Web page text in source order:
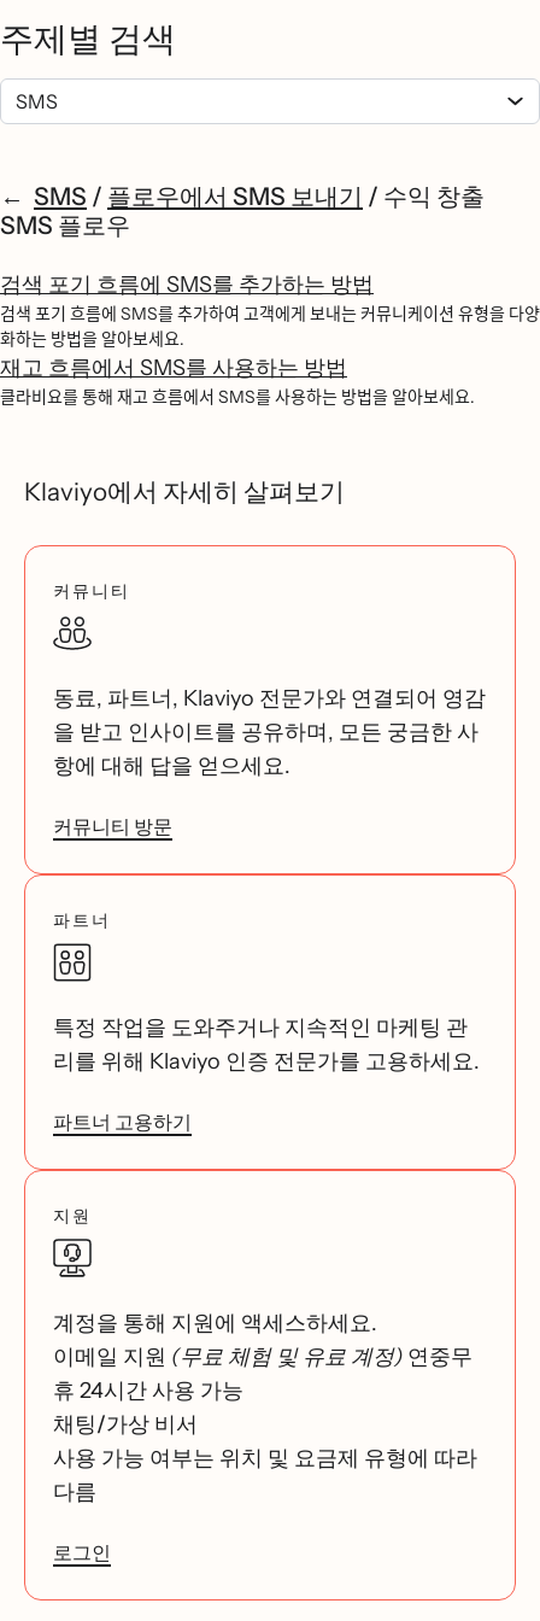
주제별 검색
SMS / 플로우에서 SMS 보내기 / 수익 창출
SMS 플로우
검색 포기 흐름에 SMS를 추가하는 방법
검색 포기 흐름에 SMS를 추가하여 고객에게 보내는 커뮤니케이션 유형을 다양
화하는 방법을 알아보세요.
재고 흐름에서 SMS를 사용하는 방법
클라비요를 통해 재고 흐름에서 SMS를 사용하는 방법을 알아보세요.
Klaviyo에서 자세히 살펴보기
커뮤니티
동료, 파트너, Klaviyo 전문가와 연결되어 영감
을 받고 인사이트를 공유하며, 모든 궁금한 사
항에 대해 답을 얻으세요.
커뮤니티 방문
파트너
특정 작업을 도와주거나 지속적인 마케팅 관
리를 위해 Klaviyo 인증 전문가를 고용하세요.
파트너 고용하기
지원
계정을 통해 지원에 액세스하세요.
이메일 지원 (무료 체험 및 유료 계정) 연중무
휴 24시간 사용 가능
채팅/가상 비서
사용 가능 여부는 위치 및 요금제 유형에 따라
다름
로그인